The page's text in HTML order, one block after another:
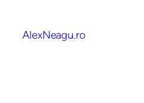
AlexNeagu.ro